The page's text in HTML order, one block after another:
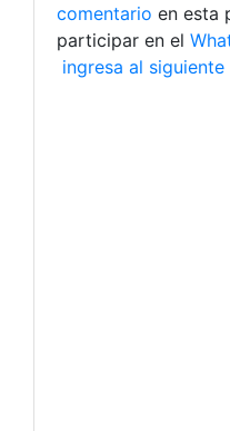
comentario en esta
participar en el
ingresa al siguiente